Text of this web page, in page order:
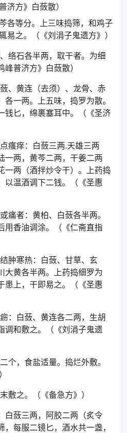
济方》白蔹散）
各等分。上三味捣筛，和鸡子
易之。（《刘涓子鬼遗方》）
络石各半两，取干者。为细
普济方》白蔹散）
、黄连（去须）、龙骨、赤
一两。上五味，捣罗为散。
钱匕，绵裹塞耳中。（《圣济
瘙痒：白蔹三两.天雄三两
一两，黄芩二两，干姜二两
一两（酒拌炒令干）。上药捣
以温酒调下二钱。（《圣惠
者：黄柏、白蔹各半两。
用香油调涂。（《仁斋直指
肿寒热：白蔹、甘草、玄
大黄各半两。上药捣细罗为
患上，干即易之。（《圣惠
：白蔹、黄连各二两，生胡
调和敷之。（《刘涓子鬼遗
，食盐适量。捣烂外敷。
之。（《备急方》）
蔹三两，阿胶二两（炙令
每服二镜匕，酒水共一盏，